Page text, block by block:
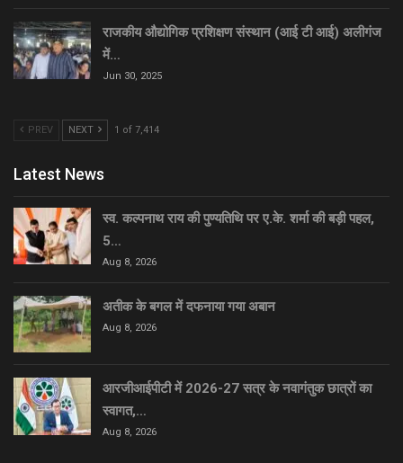
राजकीय औद्योगिक प्रशिक्षण संस्थान (आई टी आई) अलीगंज
में…
Jun 30, 2025
PREV NEXT 1 of 7,414
Latest News
स्व. कल्पनाथ राय की पुण्यतिथि पर ए.के. शर्मा की बड़ी पहल,
5…
Aug 8, 2026
अतीक के बगल में दफनाया गया अबान
Aug 8, 2026
आरजीआईपीटी में 2026-27 सत्र के नवागंतुक छात्रों का
स्वागत,…
Aug 8, 2026